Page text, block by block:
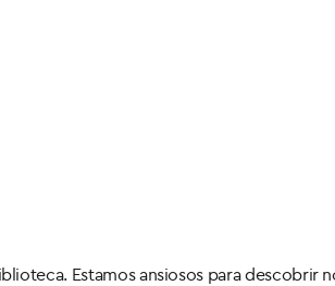
Estamos ansiosos para descobrir